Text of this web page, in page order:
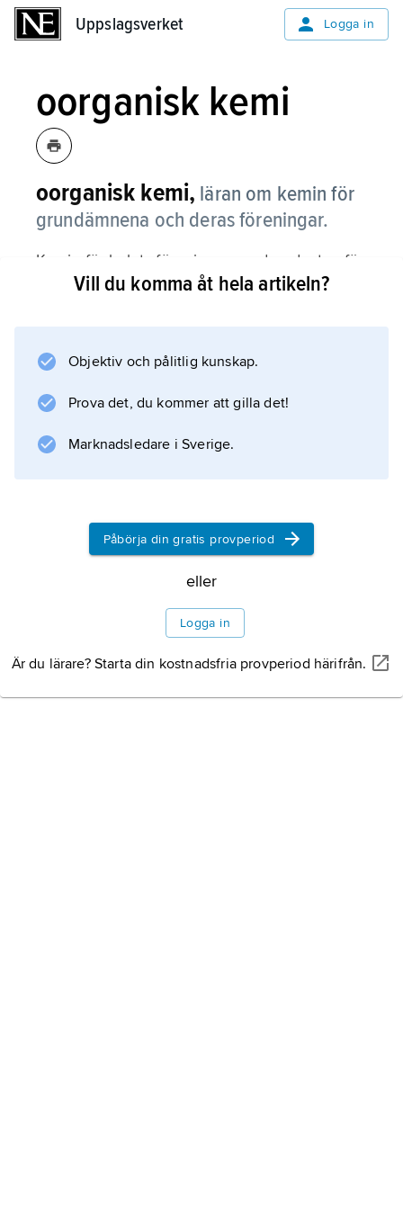
Uppslagsverket Logga in
oorganisk kemi
oorganisk kemi, läran om kemin för
grundämnena och deras föreningar.
Kemin för kolets föreningar, med undantag för
bl.a. karbider, karbonater, cyanider, cyanater
organisk kemi, som historiskt härrör från den
växt- och djurrike, är oskarp. Detta är särskilt
Sverige
Oorganiska ämnens
Litteraturanvisning
Vill du komma åt hela artikeln?
Objektiv och pålitlig kunskap.
Prova det, du kommer att gilla det!
Marknadsledare i Sverige.
Påbörja din gratis provperiod
eller
Logga in
Är du lärare? Starta din kostnadsfria provperiod härifrån.